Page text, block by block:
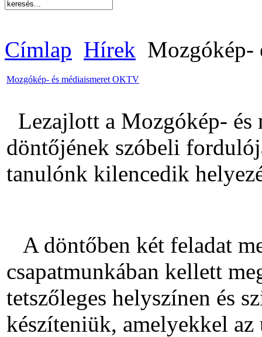
Címlap Hírek Mozgókép-
Mozgókép- és médiaismeret OKTV
Lezajlott a Mozgókép- és
döntőjének szóbeli
tanulónk kilencedik
A döntőben két feladat
csapatmunkában kellett
tetszőleges helyszínen és
készíteniük, amelyekkel